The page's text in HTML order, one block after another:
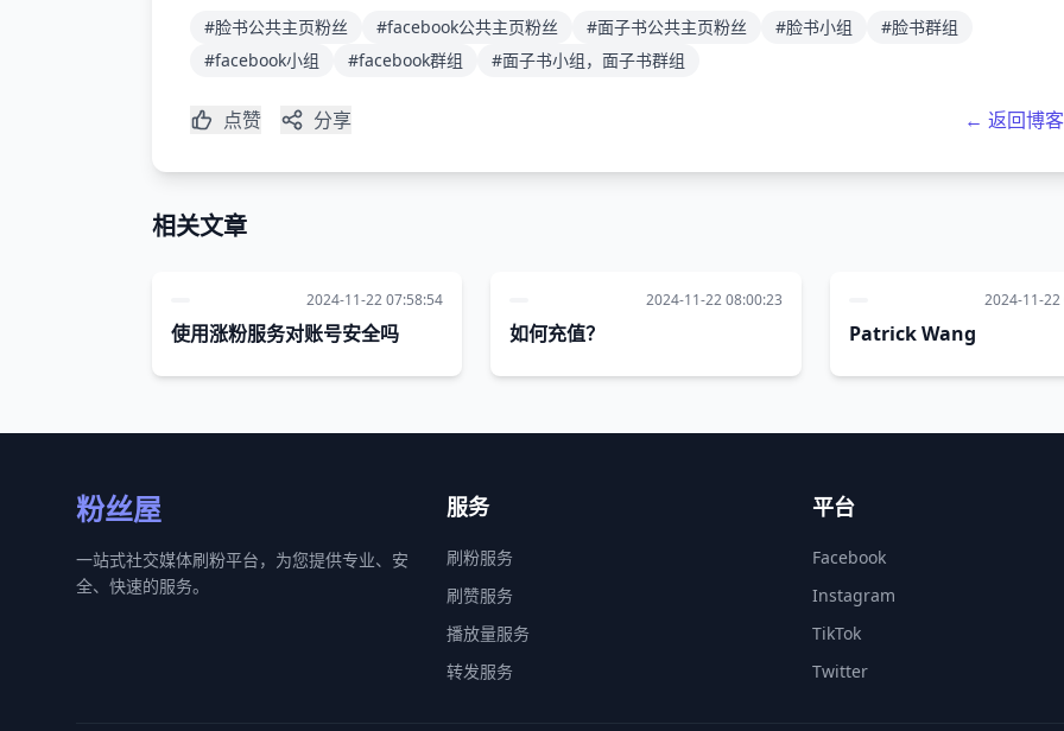
#脸书公共主页粉丝 #facebook公共主页粉丝 #面子书公共主页粉丝 #脸书小组
#脸书群组
#facebook小组
#facebook群组 #面子书小组，面子书群组
点赞 分享 ← 返回博
相关文章
2024-11-22 07:58:54
使用涨粉服务对账号安全吗
2024-11-22 08:00:23
如何充值？
2024-11-22
Patrick Wang
粉丝屋
一站式社交媒体刷粉平台，为您提供专业、安
全、快速的服务。
服务
刷粉服务
刷赞服务
播放量服务
转发服务
平台
Facebook
Instagram
TikTok
Twitter